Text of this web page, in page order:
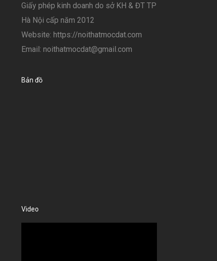
Giấy phép kinh doanh do sở KH & ĐT TP
Hà Nội cấp năm 2012
Website: https://noithatmocdat.com
Email: noithatmocdat@gmail.com
Bản đồ
Video